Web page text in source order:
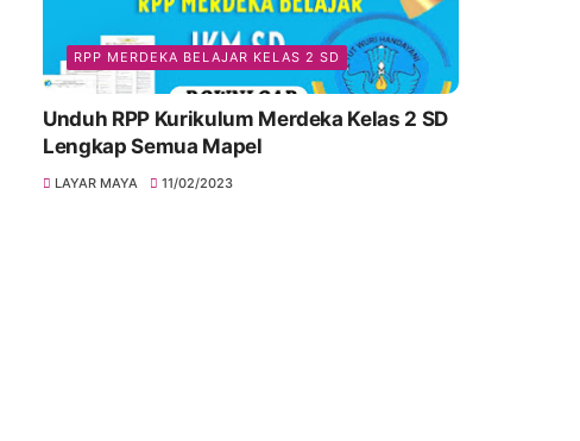
RPP MERDEKA BELAJAR KELAS 2 SD
Unduh RPP Kurikulum Merdeka Kelas 2 SD
Lengkap Semua Mapel
LAYAR MAYA 11/02/2023